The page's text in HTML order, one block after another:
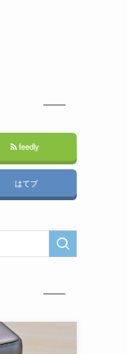
feedly
はてブ